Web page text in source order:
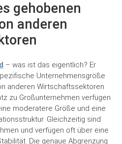
gehobenen
anderen
– was ist das eigentlich? Er
Unternehmensgröße
anderen Wirtschaftssektoren
zu Großunternehmen verfügen
moderatere Größe und eine
Gleichzeitig sind
und verfügen oft über eine
Die genaue Abgrenzung